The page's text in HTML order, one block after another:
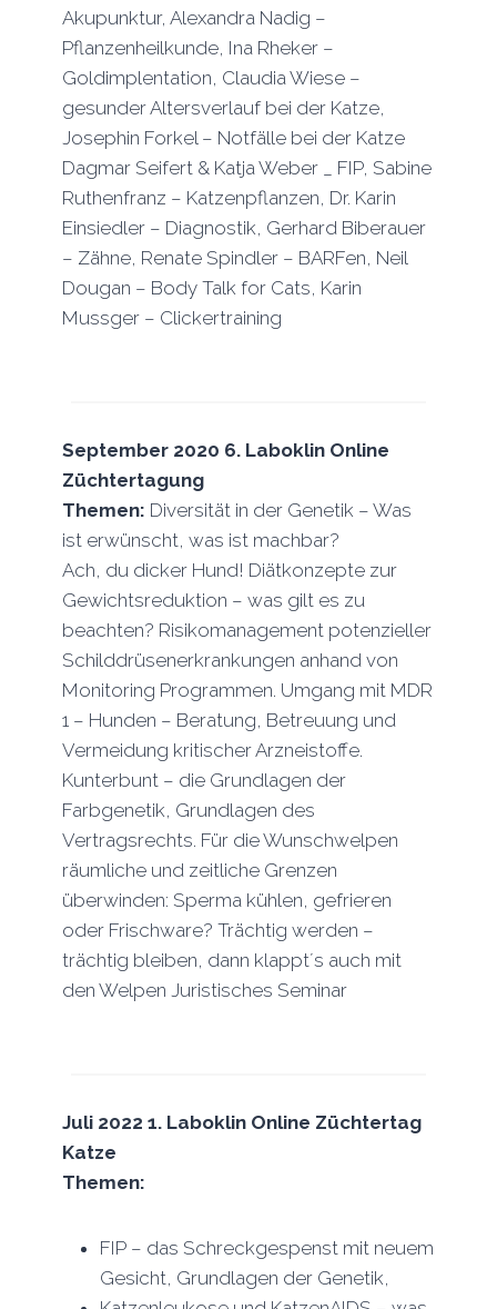
Akupunktur, Alexandra Nadig –
Pflanzenheilkunde, Ina Rheker –
Goldimplentation, Claudia Wiese –
gesunder Altersverlauf bei der Katze,
Josephin Forkel – Notfälle bei der Katze
Dagmar Seifert & Katja Weber _ FIP, Sabine
Ruthenfranz – Katzenpflanzen, Dr. Karin
Einsiedler – Diagnostik, Gerhard Biberauer
– Zähne, Renate Spindler – BARFen, Neil
Dougan – Body Talk for Cats, Karin
Mussger – Clickertraining
September 2020 6. Laboklin Online
Züchtertagung
Themen: Diversität in der Genetik – Was
ist erwünscht, was ist machbar?
Ach, du dicker Hund! Diätkonzepte zur
Gewichtsreduktion – was gilt es zu
beachten? Risikomanagement potenzieller
Schilddrüsenerkrankungen anhand von
Monitoring Programmen. Umgang mit MDR
1 – Hunden – Beratung, Betreuung und
Vermeidung kritischer Arzneistoffe.
Kunterbunt – die Grundlagen der
Farbgenetik, Grundlagen des
Vertragsrechts. Für die Wunschwelpen
räumliche und zeitliche Grenzen
überwinden: Sperma kühlen, gefrieren
oder Frischware? Trächtig werden –
trächtig bleiben, dann klappt´s auch mit
den Welpen Juristisches Seminar
Juli 2022 1. Laboklin Online Züchtertag
Katze
Themen:
FIP – das Schreckgespenst mit neuem
Gesicht, Grundlagen der Genetik,